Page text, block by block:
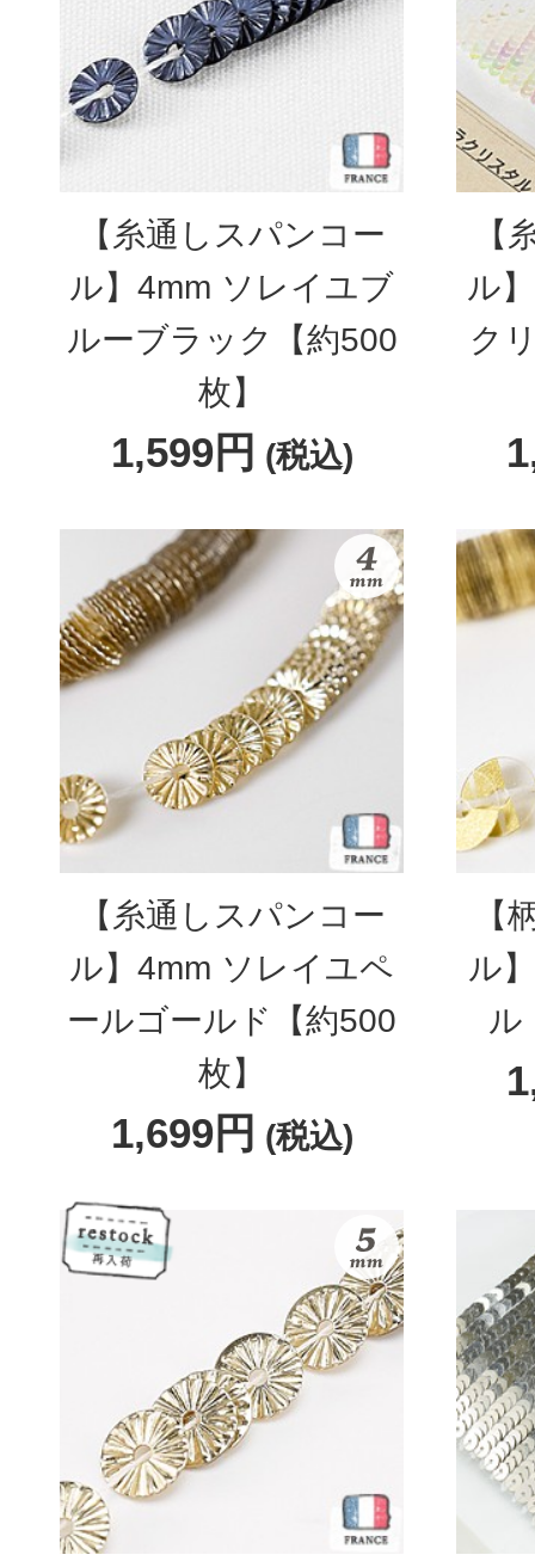
【糸通しスパンコー
ル】4mm ソレイユブ
ルーブラック【約500
枚】
1,599円 (税込)
【
ル
ク
【糸通しスパンコー
ル】4mm ソレイユペ
ールゴールド【約500
枚】
1,699円 (税込)
【
ル
ル